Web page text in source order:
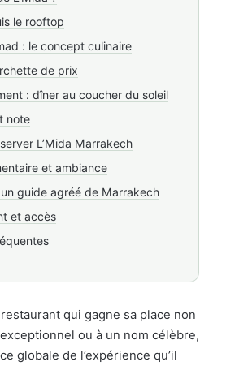
Rahba Lkdima
Noté 9/10
le rooftop
: le concept culinaire
de prix
: dîner au coucher du soleil
note
L’Mida Marrakech
et ambiance
guide agréé de Marrakech
et accès
qui gagne sa place non
ou à un nom célèbre,
globale de l’expérience qu’il